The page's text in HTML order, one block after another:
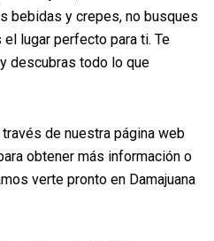
bebidas y crepes, no busques
el lugar perfecto para ti. Te
descubras todo lo que
de nuestra página web
obtener más información o
verte pronto en Damajuana